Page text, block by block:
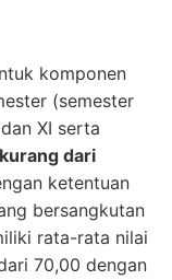
komponen
(semester
XI serta
dari
ketentuan
bersangkutan
rata-rata nilai
70,00 dengan